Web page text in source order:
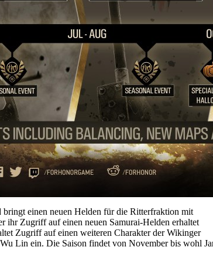
einen neuen Helden für die Ritterfraktion mit
ihr Zugriff auf einen neuen Samurai-Helden erhaltet
Zugriff auf einen weiteren Charakter der Wikinger
Lin ein. Die Saison findet von November bis wohl